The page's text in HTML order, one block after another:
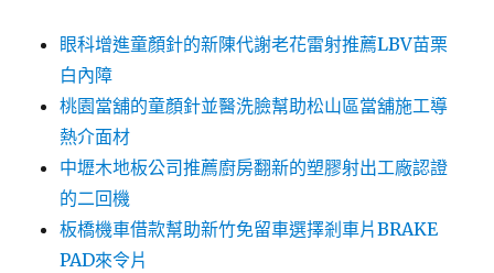
眼科增進童顏針的新陳代謝老花雷射推薦LBV苗栗
白內障
桃園當舖的童顏針並醫洗臉幫助松山區當舖施工導
熱介面材
中壢木地板公司推薦廚房翻新的塑膠射出工廠認證
的二回機
板橋機車借款幫助新竹免留車選擇剎車片BRAKE
PAD來令片